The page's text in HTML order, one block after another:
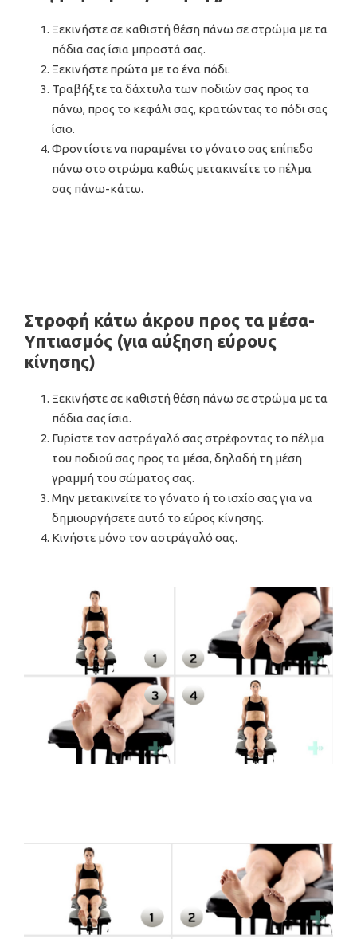
Ξεκινήστε σε καθιστή θέση πάνω σε στρώμα με τα
πόδια σας ίσια μπροστά σας.
Ξεκινήστε πρώτα με το ένα πόδι.
Τραβήξτε τα δάχτυλα των ποδιών σας προς τα
πάνω, προς το κεφάλι σας, κρατώντας το πόδι σας
ίσιο.
Φροντίστε να παραμένει το γόνατο σας επίπεδο
πάνω στο στρώμα καθώς μετακινείτε το πέλμα
σας πάνω-κάτω.
Στροφή κάτω άκρου προς τα μέσα-
Υπτιασμός (για αύξηση εύρους
κίνησης)
Ξεκινήστε σε καθιστή θέση πάνω σε στρώμα με τα
πόδια σας ίσια.
Γυρίστε τον αστράγαλό σας στρέφοντας το πέλμα
του ποδιού σας προς τα μέσα, δηλαδή τη μέση
γραμμή του σώματος σας.
Μην μετακινείτε το γόνατο ή το ισχίο σας για να
δημιουργήσετε αυτό το εύρος κίνησης.
Κινήστε μόνο τον αστράγαλό σας.